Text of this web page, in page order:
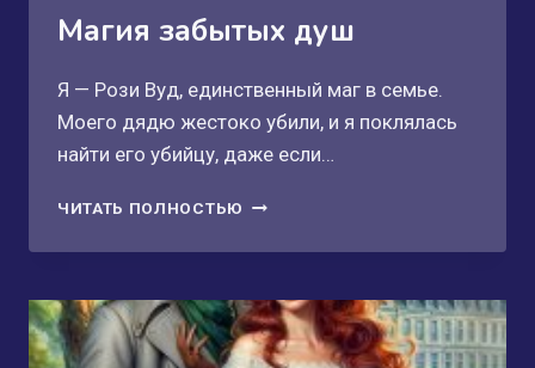
Магия забытых душ
Я — Рози Вуд, единственный маг в семье.
Моего дядю жестоко убили, и я поклялась
найти его убийцу, даже если…
ЧИТАТЬ ПОЛНОСТЬЮ МАГИЯ
ДУШ